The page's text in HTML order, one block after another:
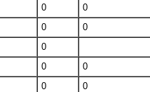
0 0
0 0
0
0 0
0 0